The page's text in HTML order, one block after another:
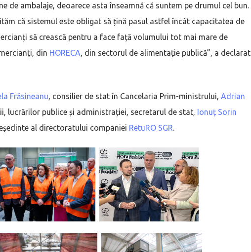
de ambalaje, deoarece asta înseamnă că suntem pe drumul cel bun.
că sistemul este obligat să țină pasul astfel încât capacitatea de
să crească pentru a face față volumului tot mai mare de
din HORECA, din sectorul de alimentație publică”, a declarat
Frăsineanu, consilier de stat în Cancelaria Prim-ministrului, Adrian
lucrărilor publice și administrației, secretarul de stat, Ionuț Sorin
al directoratului companiei RetuRO SGR.